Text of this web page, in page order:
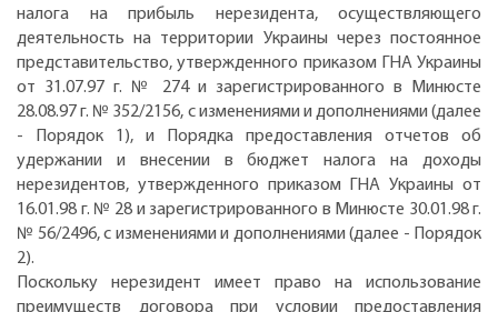
налога на прибыль нерезидента, осуществляющего
деятельность на территории Украины через постоянное
представительство, утвержденного приказом ГНА Украины
от 31.07.97 г. № 274 и зарегистрированного в Минюсте
28.08.97 г. № 352/2156, с изменениями и дополнениями (далее
- Порядок 1), и Порядка предоставления отчетов об
удержании и внесении в бюджет налога на доходы
нерезидентов, утвержденного приказом ГНА Украины от
16.01.98 г. № 28 и зарегистрированного в Минюсте 30.01.98 г.
№ 56/2496, с изменениями и дополнениями (далее - Порядок
2).
Поскольку нерезидент имеет право на использование
преимуществ договора при условии предоставления